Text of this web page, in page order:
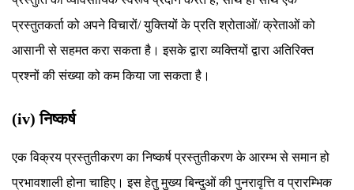
प्रस्तुतकर्ता को अपने विचारों/ युक्तियों के प्रति श्रोताओं/ क्रेताओं को
आसानी से सहमत करा सकता है। इसके द्वारा व्यक्तियों द्वारा अतिरिक्त
प्रश्नों की संख्या को कम किया जा सकता है।
(iv) निष्कर्ष
एक विक्रय प्रस्तुतीकरण का निष्कर्ष प्रस्तुतीकरण के आरम्भ से समान हो
प्रभावशाली होना चाहिए। इस हेतु मुख्य बिन्दुओं की पुनरावृत्ति व प्रारम्भिक